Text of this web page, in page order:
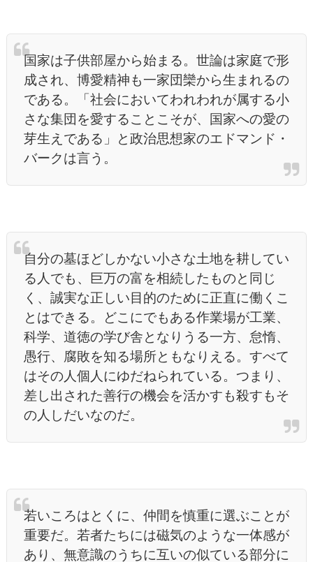
国家は子供部屋から始まる。世論は家庭で形
成され、博愛精神も一家団欒から生まれるの
である。「社会においてわれわれが属する小
さな集団を愛することこそが、国家への愛の
芽生えである」と政治思想家のエドマンド・
バークは言う。
自分の墓ほどしかない小さな土地を耕してい
る人でも、巨万の富を相続したものと同じ
く、誠実な正しい目的のために正直に働くこ
とはできる。どこにでもある作業場が工業、
科学、道徳の学び舎となりうる一方、怠惰、
愚行、腐敗を知る場所ともなりえる。すべて
はその人個人にゆだねられている。つまり、
差し出された善行の機会を活かすも殺すもそ
の人しだいなのだ。
若いころはとくに、仲間を慎重に選ぶことが
重要だ。若者たちには磁気のような一体感が
あり、無意識のうちに互いの似ている部分に